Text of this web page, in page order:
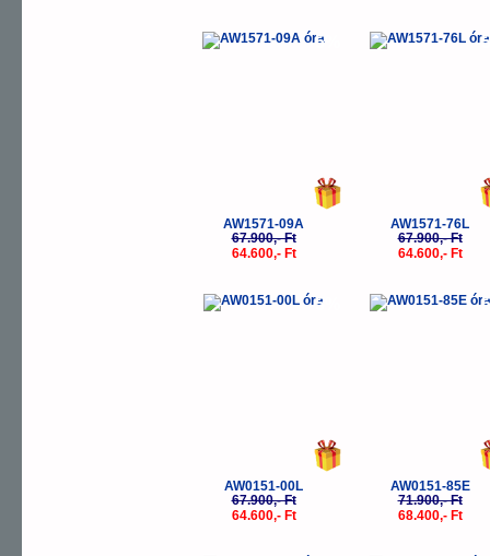
-5%
AW1571-09A
67.900,- Ft
64.600,- Ft
-
AW1571-76L
67.900,- Ft
64.600,- Ft
-5%
AW0151-00L
67.900,- Ft
64.600,- Ft
-
AW0151-85E
71.900,- Ft
68.400,- Ft